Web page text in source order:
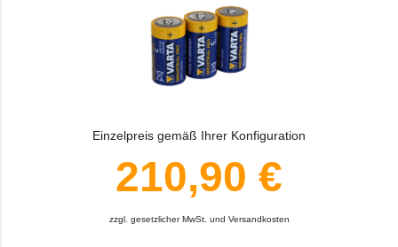
Einzelpreis gemäß Ihrer Konfiguration
210,90 €
zzgl. gesetzlicher MwSt. und Versandkosten